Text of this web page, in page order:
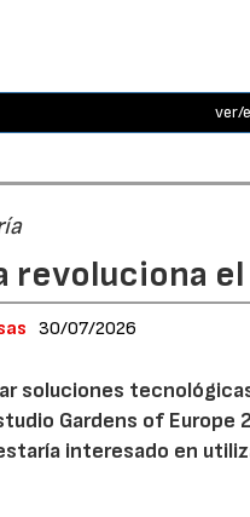
ver/
revoluciona
30/07/2026
soluciones
Gardens of
interesado en